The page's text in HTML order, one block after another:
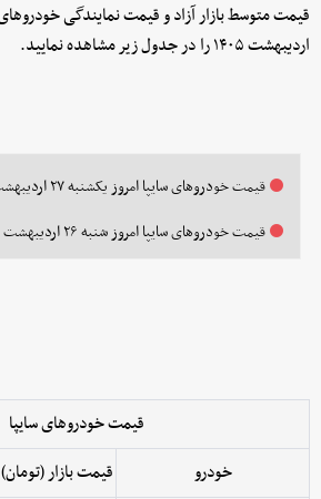
اردیبهشت ۱۴۰۵ را در جدول زیر مشاهده نمایید.
قیمت خودرو‌های سایپا امروز یکشنبه ۲۷ اردیبهشت ۱۴۰۵
قیمت خودرو‌های سایپا امروز شنبه ۲۶ اردیبهشت ۱۴۰۵
قیمت خودروهای سایپا
خودرو
قیمت بازار (تومان)